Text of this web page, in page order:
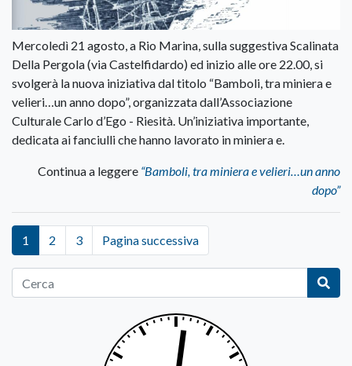
Mercoledì 21 agosto, a Rio Marina, sulla suggestiva Scalinata
Della Pergola (via Castelfidardo) ed inizio alle ore 22.00, si
svolgerà la nuova iniziativa dal titolo “Bamboli, tra miniera e
velieri…un anno dopo”, organizzata dall’Associazione
Culturale Carlo d’Ego - Riesità. Un’iniziativa importante,
dedicata ai fanciulli che hanno lavorato in miniera e.
Continua a leggere “Bamboli, tra miniera e velieri…un anno
dopo”
1 2 3 Pagina successiva